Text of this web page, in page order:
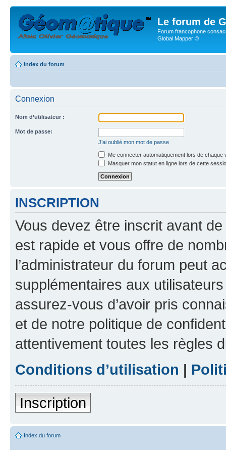
Le forum de
Forum francophone
Global Mapper ©
Index du forum
Connexion
Nom d’utilisateur :
Mot de passe:
J’ai oublié mon mot de passe
Me connecter automatiquement lors de chaque
Masquer mon statut en ligne lors de cette
INSCRIPTION
Vous devez être inscrit avant
est rapide et vous offre de
l’administrateur du forum peut
supplémentaires aux
assurez-vous d’avoir pris
et de notre politique de
attentivement toutes les règles
Conditions d’utilisation |
Inscription
Index du forum